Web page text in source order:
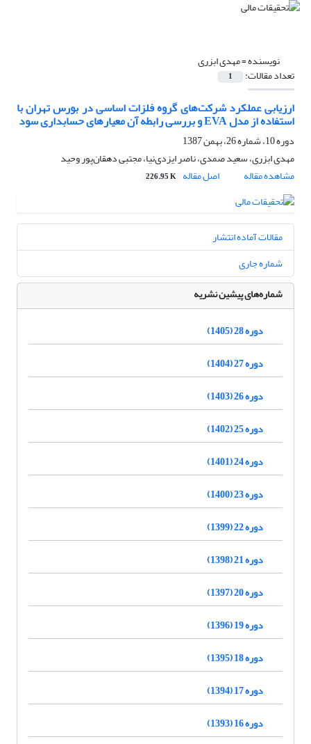
نویسنده =مهدی ابزری
تعداد مقالات: 1
ارزیابی عملکرد شرکت‌های گروه فلزات اساسی در بورس تهران با
استفاده از مدل EVA و بررسی رابطه آن معیارهای حسابداری سود
دوره 10، شماره 26، بهمن 1387
مهدی ابزری، سعید صمدی، ناصر ایزدی‌نیا، مجتبی دهقان‌پور وحید
مشاهده مقاله
اصل مقاله 226.95 K
مقالات آماده انتشار
شماره جاری
شماره‌های پیشین نشریه
دوره 28 (1405)
دوره 27 (1404)
دوره 26 (1403)
دوره 25 (1402)
دوره 24 (1401)
دوره 23 (1400)
دوره 22 (1399)
دوره 21 (1398)
دوره 20 (1397)
دوره 19 (1396)
دوره 18 (1395)
دوره 17 (1394)
دوره 16 (1393)